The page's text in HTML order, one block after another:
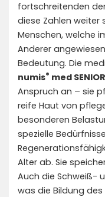
fortschreitenden
diese Zahlen weiter
Menschen, welche
Anderer
Bedeutung. Die
numis® med
Anspruch an – sie
reife Haut von
besonderen
spezielle
Alter ab. Sie
Auch die Schweiß-
was die Bildung